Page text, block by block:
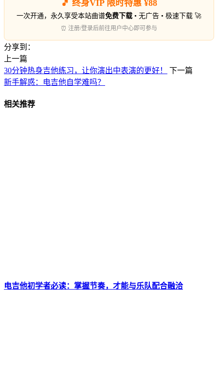
🎵 终身VIP 限时特惠 ¥88
一次开通，永久享受本站曲谱免费下载 • 无广告 • 极速下载 🚀
⏰ 注册/登录后前往用户中心即可参与
分享到：
上一篇
30分钟热身吉他练习，让你演出中表演的更好！
下一篇
新手解惑：电吉他自学难吗？
相关推荐
电吉他初学者必读：掌握节奏，才能与乐队配合融洽